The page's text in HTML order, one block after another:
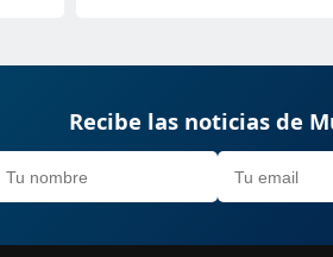
Recibe las noticias de